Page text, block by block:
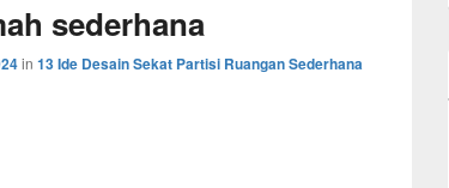
sederhana
in 13 Ide Desain Sekat Partisi Ruangan Sederhana